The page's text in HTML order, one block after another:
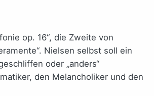
op. 16“, die Zweite von
Nielsen selbst soll ein
oder „anders“
den Melancholiker und den